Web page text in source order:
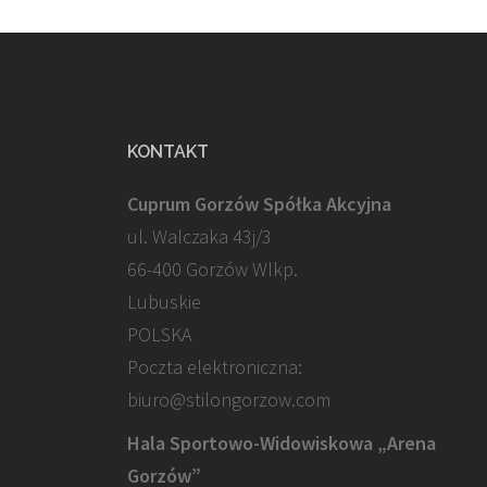
KONTAKT
Cuprum Gorzów Spółka Akcyjna
ul. Walczaka 43j/3
66-400 Gorzów Wlkp.
Lubuskie
POLSKA
Poczta elektroniczna:
biuro@stilongorzow.com
Hala Sportowo-Widowiskowa „Arena
Gorzów”